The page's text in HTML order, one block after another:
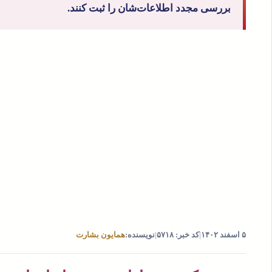
بررسی مجدد اطلاعات‌شان را ثبت کنند.
۵ اسفند ۱۴۰۲ |کد خبر: ۵۷۱۸ |نویسنده:همایون بشارت